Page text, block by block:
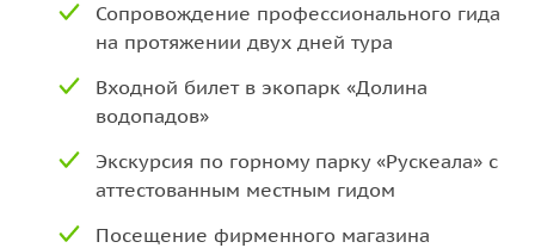
Сопровождение профессионального гида
на протяжении двух дней тура
Входной билет в экопарк «Долина
водопадов»
Экскурсия по горному парку «Рускеала» с
аттестованным местным гидом
Посещение фирменного магазина